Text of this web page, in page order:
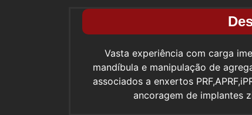
Vasta experiência com carga
mandíbula e manipulação de
associados a enxertos
ancoragem de implantes